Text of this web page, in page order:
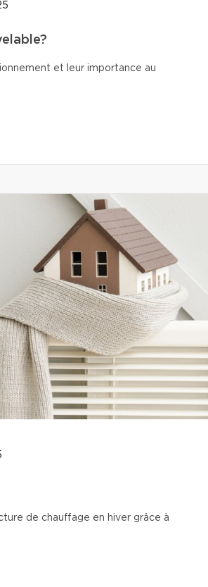
et leur importance au
de chauffage en hiver grâce à